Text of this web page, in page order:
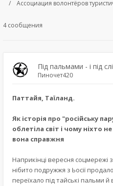
Ассоциация волонтёров
4 сообщения
Під пальмами - і під
Пиночет420
Паттайя, Таїланд.
Як історія про "російську
облетіла світ і чому ніхто
вона справжня
Наприкінці вересня соцмережі
нібито подружжя з Ьосії
переїхало під тайські пальми